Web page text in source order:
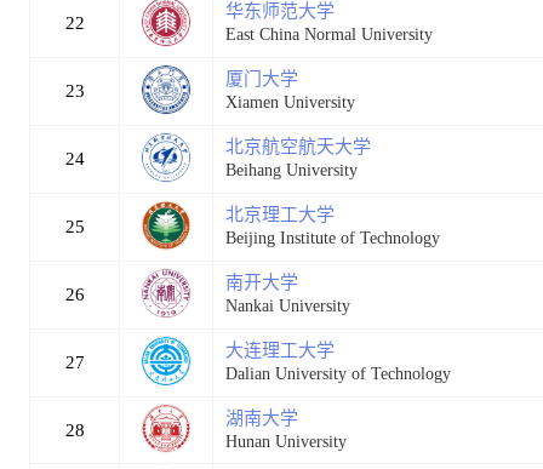
22
华东师范大学
East China Normal University
23
厦门大学
Xiamen University
24
北京航空航天大学
Beihang University
25
北京理工大学
Beijing Institute of Technology
26
南开大学
Nankai University
27
大连理工大学
Dalian University of Technology
28
湖南大学
Hunan University